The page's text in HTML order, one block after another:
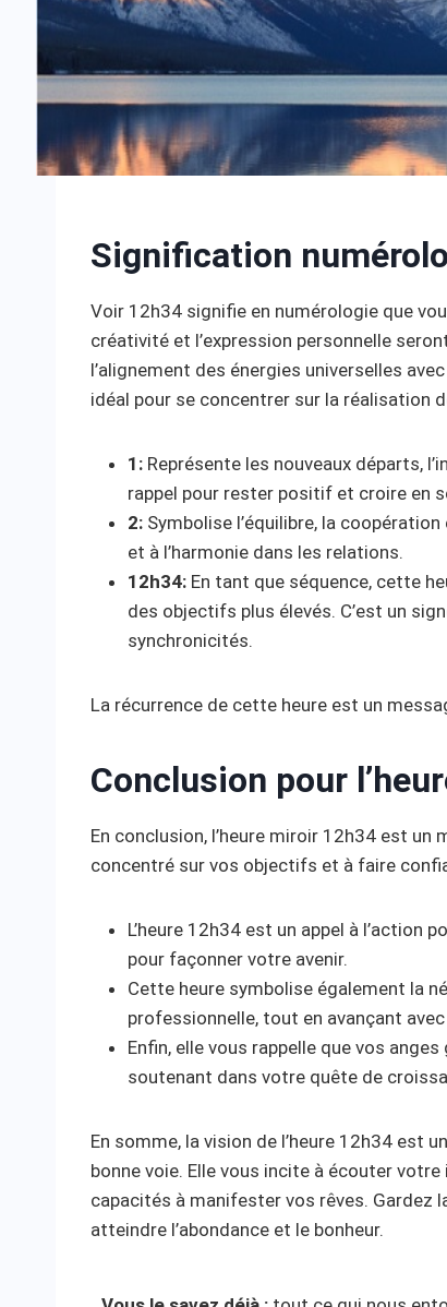
Signification
Voir 12h34 signifie en numérologie que
créativité et l’expression personnelle
l’alignement des énergies universelles
idéal pour se concentrer sur la réalisation
1: Représente les nouveaux départs,
rappel pour rester positif et croire en
2: Symbolise l’équilibre, la
et à l’harmonie dans les relations.
12h34: En tant que séquence, cette
des objectifs plus élevés. C’est un
synchronicités.
La récurrence de cette heure est un
Conclusion pour
En conclusion, l’heure miroir 12h34 est
concentré sur vos objectifs et à faire
L’heure 12h34 est un appel à
pour façonner votre avenir.
Cette heure symbolise également la
professionnelle, tout en avançant
Enfin, elle vous rappelle que vos
soutenant dans votre quête de
En somme, la vision de l’heure 12h34 est
bonne voie. Elle vous incite à écouter
capacités à manifester vos rêves. Gardez
atteindre l’abondance et le bonheur.